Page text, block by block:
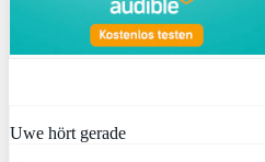
Uwe hört gerade